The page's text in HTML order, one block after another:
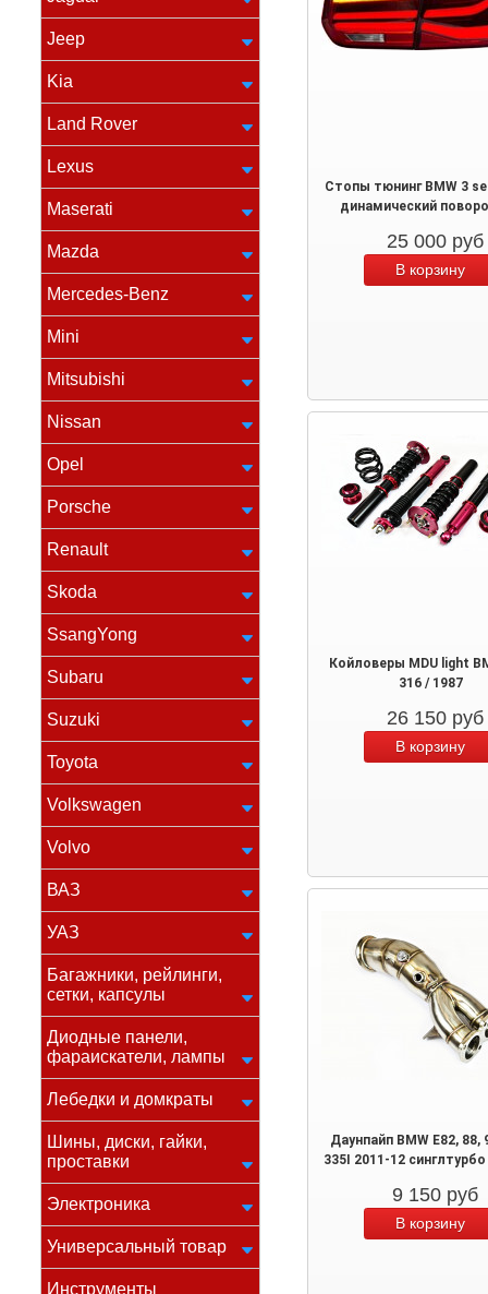
Jeep
Kia
Land Rover
Lexus
Maserati
Mazda
Mercedes-Benz
Mini
Mitsubishi
Nissan
Opel
Porsche
Renault
Skoda
SsangYong
Subaru
Suzuki
Toyota
Volkswagen
Volvo
ВАЗ
УАЗ
Багажники, рейлинги,
сетки, капсулы
Диодные панели,
фараискатели, лампы
Лебедки и домкраты
Шины, диски, гайки,
проставки
Электроника
Универсальный товар
Инструменты
Стопы тюнинг BMW 3
динамический
25 000 руб
Койловеры MDU light
316 / 1987
26 150 руб
Даунпайп BMW E82, 88,
335I 2011-12 синглтурбо
9 150 руб